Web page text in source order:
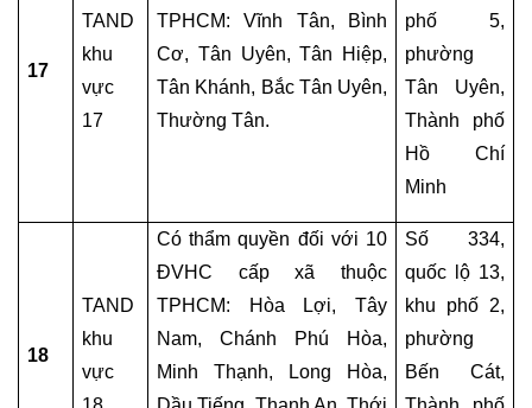
HỎI
HỎI
GIA
17
TAND
khu
vực
17
TPHCM: Vĩnh Tân, Bình
Cơ, Tân Uyên, Tân Hiệp,
Tân Khánh, Bắc Tân Uyên,
Thường Tân.
phố 5,
phường
Tân Uyên,
Thành phố
Hồ Chí
Minh
18
TAND
khu
vực
Có thẩm quyền đối với 10
ĐVHC cấp xã thuộc
TPHCM: Hòa Lợi, Tây
Nam, Chánh Phú Hòa,
Minh Thạnh, Long Hòa,
Số 334,
quốc lộ 13,
khu phố 2,
phường
Bến Cát,